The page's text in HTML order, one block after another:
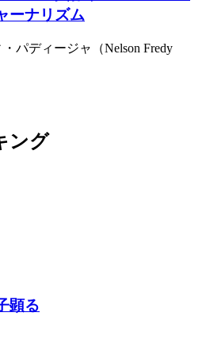
ーナリズム
パディージャ（Nelson Fredy
ング
顕る